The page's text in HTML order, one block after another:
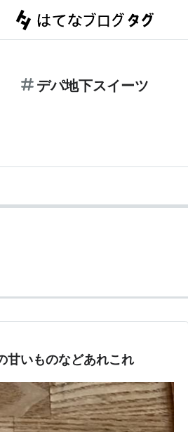
デパ地下スイーツ
甘いものなどあれこれ